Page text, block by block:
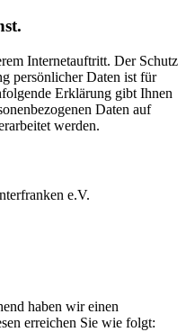
Internetauftritt. Der Schutz
persönlicher Daten ist für
Erklärung gibt Ihnen
Daten auf
werden.
e.V.
haben wir einen
erreichen Sie wie folgt: